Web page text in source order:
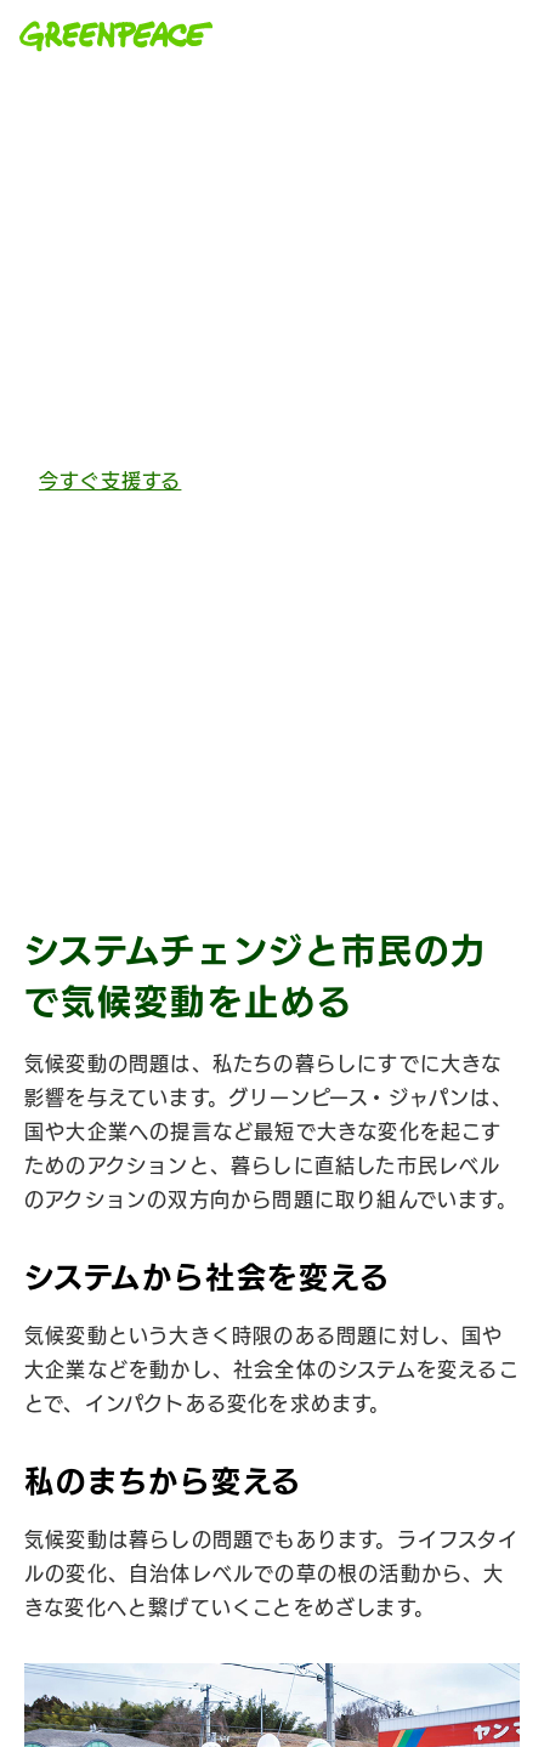
今すぐ支援する
システムチェンジと市民の力
で気候変動を止める
気候変動の問題は、私たちの暮らしにすでに大きな
影響を与えています。グリーンピース・ジャパンは、
国や大企業への提言など最短で大きな変化を起こす
ためのアクションと、暮らしに直結した市民レベル
のアクションの双方向から問題に取り組んでいます。
システムから社会を変える
気候変動という大きく時限のある問題に対し、国や
大企業などを動かし、社会全体のシステムを変えるこ
とで、インパクトある変化を求めます。
私のまちから変える
気候変動は暮らしの問題でもあります。ライフスタイ
ルの変化、自治体レベルでの草の根の活動から、大
きな変化へと繋げていくことをめざします。